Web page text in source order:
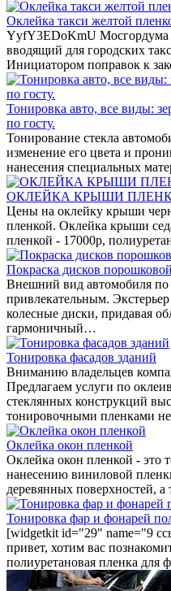
Оклейка такси желтой
YyfY3EDoKmU Мосгордума
вводящий для городских
Инициатором поправок к
Тонировка авто, все виды:
по госту.
Тонирование стекла
изменение его цвета и
нанесения специальных
ОКЛЕЙКА КРЫШИ
Цены на оклейку крыши
пленкой. Оклейка крыши
пленкой - 17000р,
Покраска дисков
Внешний вид автомобиля
привлекательным.
колесные диски, придавая
гармоничный…
Тонировка фасадов зданий
Вниманию владельцев
Предлагаем услуги по
стеклянных конструкций
тонировочными пленками
Оклейка окон пленкой
Оклейка окон пленкой - это
нанесению виниловой
деревянных поверхностей,
Тонировка фар и фонарей
[widgetkit id="29" name="9
привет, хотим вас
полиуретановая пленка для